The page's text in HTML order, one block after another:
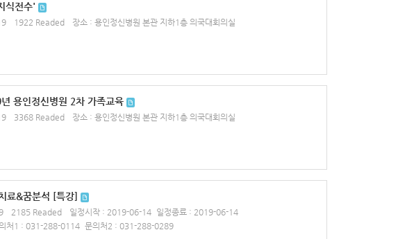
식전수'
1922 Readed
장소 : 용인정신병원 본관 지하1층 의국대회의실
용인정신병원 2차 가족교육
3368 Readed
장소 : 용인정신병원 본관 지하1층 의국대회의실
료&꿈분석 [특강]
2185 Readed 일정시작 : 2019-06-14
일정종료 : 2019-06-14
처1 : 031-288-0114 문의처2 : 031-288-0289